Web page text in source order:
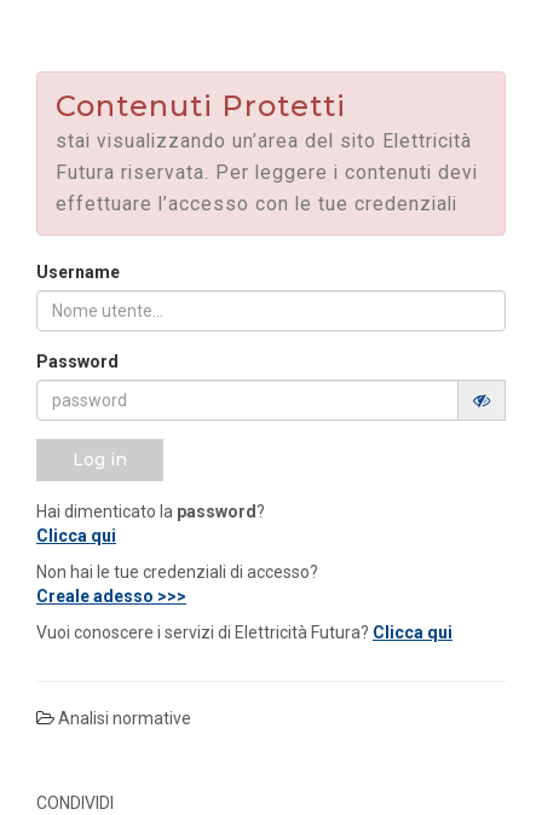
Contenuti Protetti
stai visualizzando un’area del sito Elettricità
Futura riservata. Per leggere i contenuti devi
effettuare l’accesso con le tue credenziali
Username
Password
Log in
Hai dimenticato la password?
Clicca qui
Non hai le tue credenziali di accesso?
Creale adesso >>>
Vuoi conoscere i servizi di Elettricità Futura? Clicca qui
Analisi normative
CONDIVIDI